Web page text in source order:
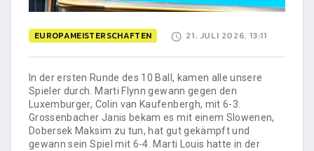
EUROPAMEISTERSCHAFTEN 21. JULI 2026, 13:11
In der ersten Runde des 10 Ball, kamen alle unsere
Spieler durch. Marti Flynn gewann gegen den
Luxemburger, Colin van Kaufenbergh, mit 6-3.
Grossenbacher Janis bekam es mit einem Slowenen,
Dobersek Maksim zu tun, hat gut gekämpft und
gewann sein Spiel mit 6-4. Marti Louis hatte in der